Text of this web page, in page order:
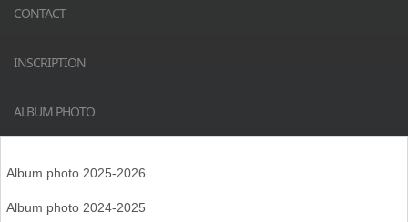
CONTACT
INSCRIPTION
ALBUM PHOTO
Album photo 2025-2026
Album photo 2024-2025